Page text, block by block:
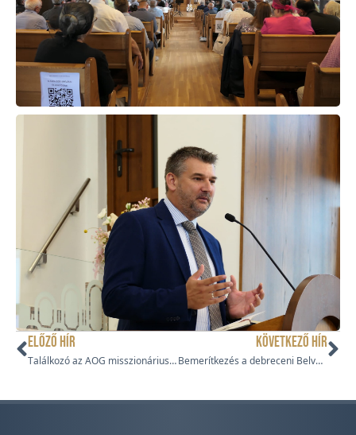
ELŐZŐ HÍR
Találkozó az AOG misszionáriusokkal
KÖVETKEZŐ HÍR
Bemerítkezés a debreceni Belvárosi Gyülekezetben